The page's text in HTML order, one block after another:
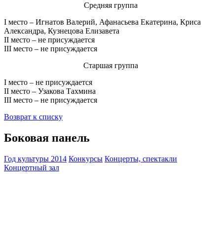
Средняя группа
I место – Игнатов Валерий, Афанасьева Екатерина, Криса
Александра, Кузнецова Елизавета
II место – не присуждается
III место – не присуждается
Старшая группа
I место – не присуждается
II место – Узакова Тахмина
III место – не присуждается
Возврат к списку
Боковая панель
Год культуры 2014 Конкурсы Концерты, спектакли
Концертный зал